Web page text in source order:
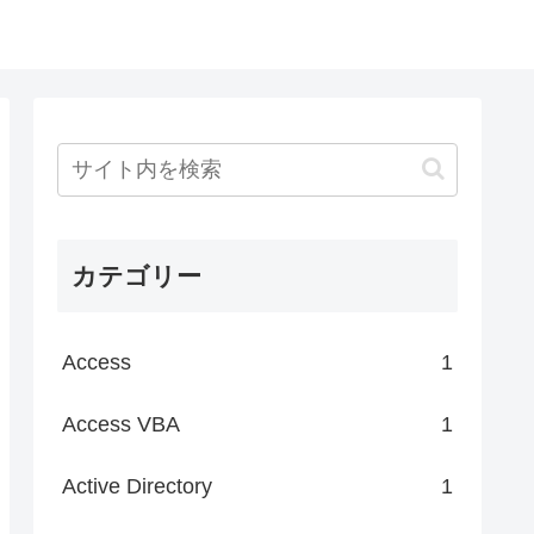
カテゴリー
Access 1
Access VBA 1
Active Directory 1